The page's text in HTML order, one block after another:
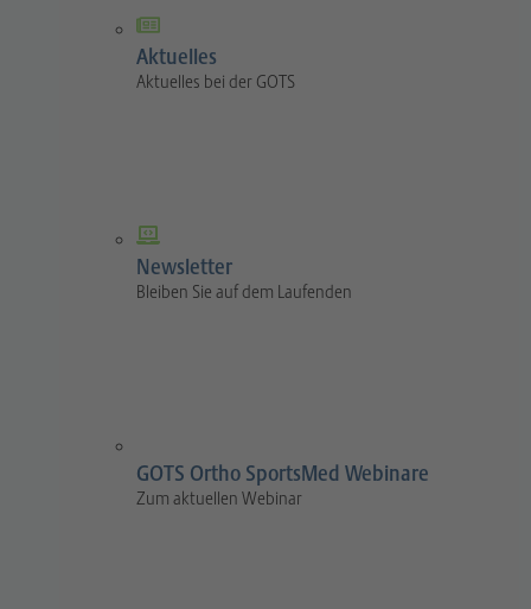
Aktuelles
Aktuelles bei der GOTS
Newsletter
Bleiben Sie auf dem Laufenden
GOTS Ortho SportsMed Webinare
Zum aktuellen Webinar